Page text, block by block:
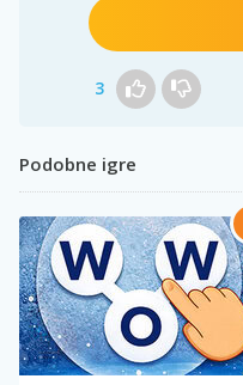
3
Podobne igre